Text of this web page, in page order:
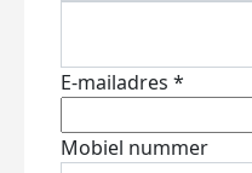
E-mailadres *
Mobiel nummer